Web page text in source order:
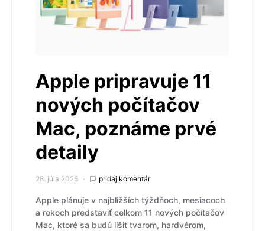
Apple pripravuje 11
nových počítačov
Mac, poznáme prvé
detaily
28. júla 2026 pridaj komentár
Apple plánuje v najbližších týždňoch, mesiacoch
a rokoch predstaviť celkom 11 nových počítačov
Mac, ktoré sa budú líšiť tvarom, hardvérom,